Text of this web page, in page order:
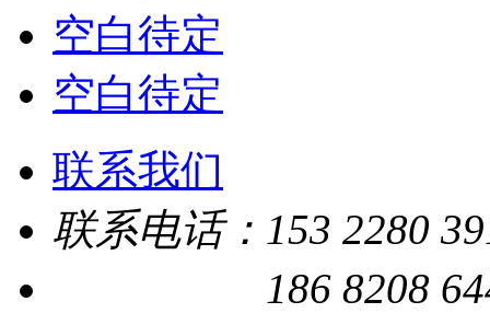
空白待定
空白待定
联系我们
联系电话： 153 2280
186 8208